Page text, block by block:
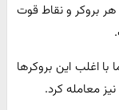
هر بروکر و نقاط قوت
اغلب این بروکرها
معامله کرد.